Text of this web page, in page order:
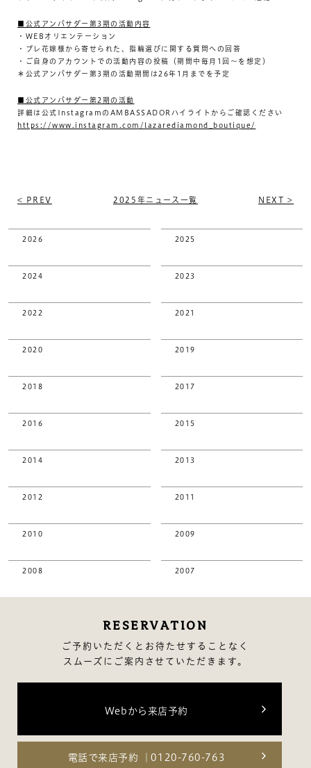
■公式アンバサダー第3期の活動内容
・WEBオリエンテーション
・プレ花嫁様から寄せられた、指輪選びに関する質問への回答
・ご自身のアカウントでの活動内容の投稿（期間中毎月1回～を想定）
＊公式アンバサダー第3期の活動期間は26年1月までを予定
■公式アンバサダー第2期の活動
詳細は公式InstagramのAMBASSADORハイライトからご確認ください
https://www.instagram.com/lazarediamond_boutique/
< PREV 2025年ニュース一覧 NEXT >
2026 2025
2024 2023
2022 2021
2020 2019
2018 2017
2016 2015
2014 2013
2012 2011
2010 2009
2008 2007
RESERVATION
ご予約いただくとお待たせすることなく
スムーズにご案内させていただきます。
Webから来店予約
電話で来店予約 0120-760-763